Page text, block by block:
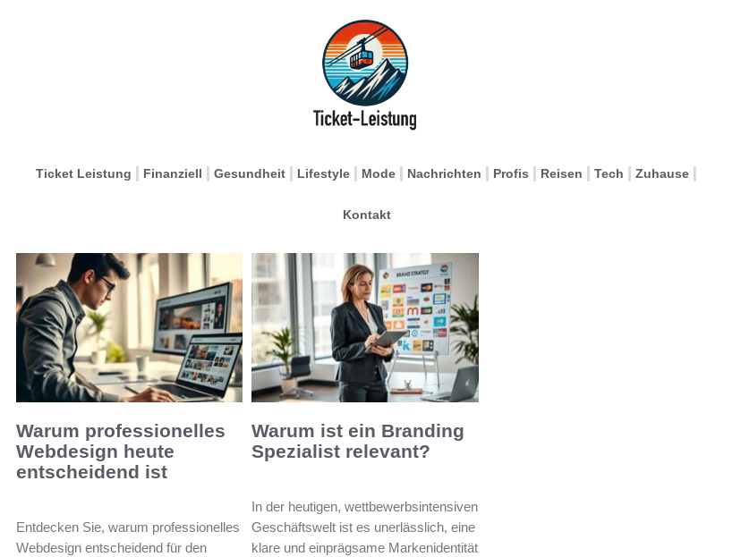
Ticket Leistung Finanziell Gesundheit Lifestyle Mode Nachrichten Profis Reisen Tech Zuhause
Kontakt
Warum professionelles
Webdesign heute
entscheidend ist
Entdecken Sie, warum professionelles
Webdesign entscheidend für den
Warum ist ein Branding
Spezialist relevant?
In der heutigen, wettbewerbsintensiven
Geschäftswelt ist es unerlässlich, eine
klare und einprägsame Markenidentität